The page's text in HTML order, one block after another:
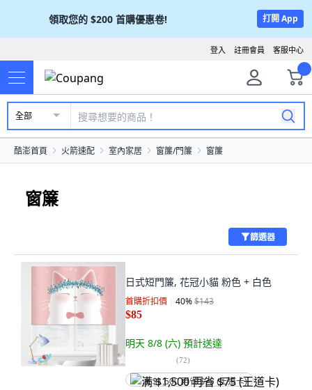
領取您的 $200 首購優惠卷! 打開 App
客服中心
註冊會員
登入
全部
酷澎首頁 火箭速配 室內家居 窗簾/門簾 窗簾
窗簾
篩選器
日式短門簾, 花冠小貓 粉色 + 白色
首購折扣價 40%$143
$85
明天 8/8 (六) 預計送達
(72)
满 $1,500 再省 $75 (王道卡)